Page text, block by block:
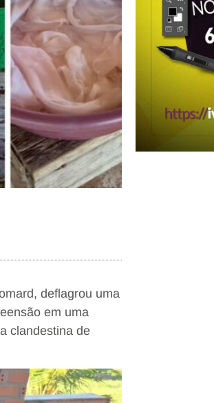
deflagrou uma
em uma
clandestina de